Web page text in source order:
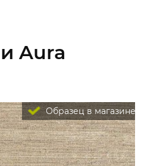
Aura
Образец в магазине